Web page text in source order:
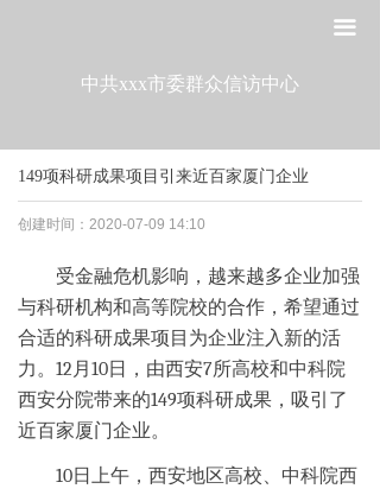
中共xxx市委群众信访中心
끀
走进工委
宣传教育
制度建设
政策法规
党建研究
创建时间： 2020-07-09 14:10
受金融危机影响，越来越多企业加强
与科研机构和高等院校的合作，希望通过
合适的科研成果项目为企业注入新的活
力。12月10日，由西安7所高校和中科院
西安分院带来的149项科研成果，吸引了
近百家厦门企业。
10日上午，西安地区高校、中科院西
149项科研成果项目引来近百家厦门企业